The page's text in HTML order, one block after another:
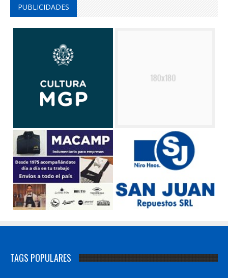
PUBLICIDADES
TAGS POPULARES